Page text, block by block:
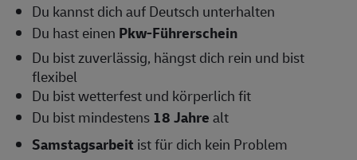
Du kannst dich auf Deutsch unterhalten
Du hast einen Pkw-Führerschein
Du bist zuverlässig, hängst dich rein und bist
flexibel
Du bist wetterfest und körperlich fit
Du bist mindestens 18 Jahrealt
Samstagsarbeit ist für dich kein Problem